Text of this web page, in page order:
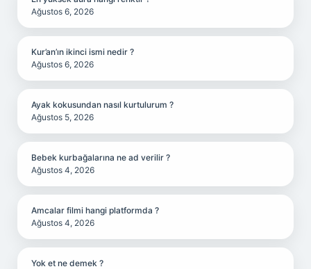
Ağustos 6, 2026
Kur’an’ın ikinci ismi nedir ?
Ağustos 6, 2026
Ayak kokusundan nasıl kurtulurum ?
Ağustos 5, 2026
Bebek kurbağalarına ne ad verilir ?
Ağustos 4, 2026
Amcalar filmi hangi platformda ?
Ağustos 4, 2026
Yok et ne demek ?